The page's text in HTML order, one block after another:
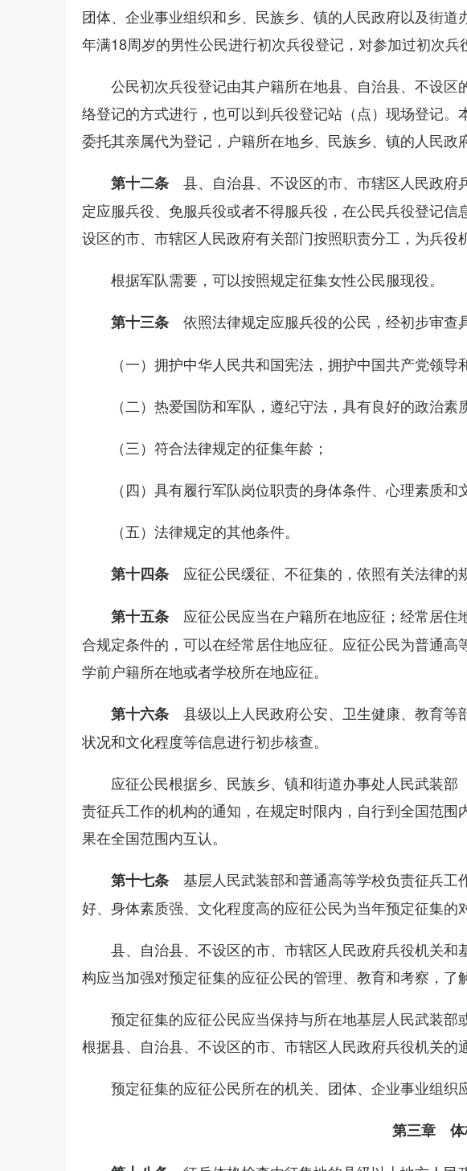
团体、企业事业组织和乡、民族乡、镇的人民政府以及街
年满18周岁的男性公民进行初次兵役登记，对参加过初次兵
公民初次兵役登记由其户籍所在地县、自治县、不设
络登记的方式进行，也可以到兵役登记站（点）现场登记
委托其亲属代为登记，户籍所在地乡、民族乡、镇的人民政
第十二条 县、自治县、不设区的市、市辖区人民政府
定应服兵役、免服兵役或者不得服兵役，在公民兵役登记
设区的市、市辖区人民政府有关部门按照职责分工，为兵役
根据军队需要，可以按照规定征集女性公民服现役。
第十三条 依照法律规定应服兵役的公民，经初步审查
（一）拥护中华人民共和国宪法，拥护中国共产党领导
（二）热爱国防和军队，遵纪守法，具有良好的政治素
（三）符合法律规定的征集年龄；
（四）具有履行军队岗位职责的身体条件、心理素质和
（五）法律规定的其他条件。
第十四条 应征公民缓征、不征集的，依照有关法律的
第十五条 应征公民应当在户籍所在地应征；经常居住
合规定条件的，可以在经常居住地应征。应征公民为普通
学前户籍所在地或者学校所在地应征。
第十六条 县级以上人民政府公安、卫生健康、教育等
状况和文化程度等信息进行初步核查。
应征公民根据乡、民族乡、镇和街道办事处人民武装
责征兵工作的机构的通知，在规定时限内，自行到全国范
果在全国范围内互认。
第十七条 基层人民武装部和普通高等学校负责征兵工
好、身体素质强、文化程度高的应征公民为当年预定征集的
县、自治县、不设区的市、市辖区人民政府兵役机关
构应当加强对预定征集的应征公民的管理、教育和考察，了
预定征集的应征公民应当保持与所在地基层人民武装
根据县、自治县、不设区的市、市辖区人民政府兵役机关的
预定征集的应征公民所在的机关、团体、企业事业组织
第三章 体